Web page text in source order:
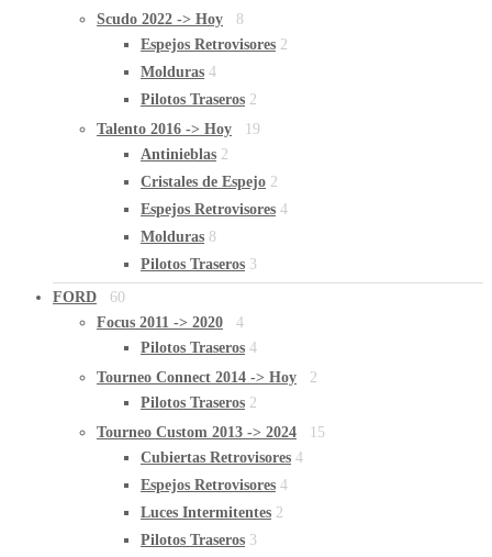
Scudo 2022 -> Hoy
8
Espejos Retrovisores 2
Molduras 4
Pilotos Traseros 2
Talento 2016 -> Hoy
19
Antinieblas 2
Cristales de Espejo 2
Espejos Retrovisores 4
Molduras 8
Pilotos Traseros 3
FORD
60
Focus 2011 -> 2020
4
Pilotos Traseros 4
Tourneo Connect 2014 -> Hoy
2
Pilotos Traseros 2
Tourneo Custom 2013 -> 2024
15
Cubiertas Retrovisores 4
Espejos Retrovisores 4
Luces Intermitentes 2
Pilotos Traseros 3